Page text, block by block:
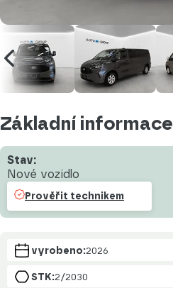
Základní informace
Stav:
Nové vozidlo
Prověřit technikem
vyrobeno:2026
STK:2/2030